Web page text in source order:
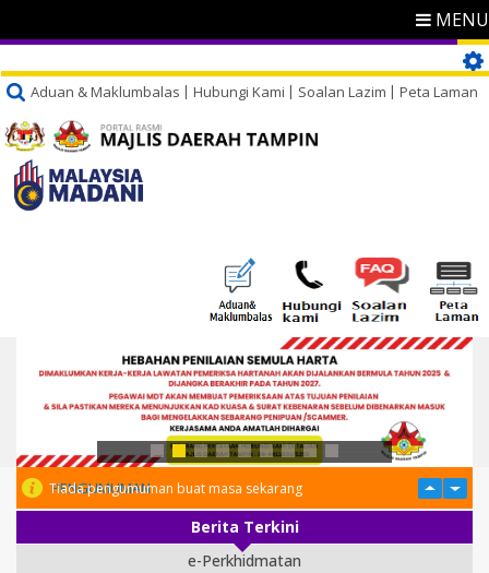
MENU
Aduan & Maklumbalas Hubungi Kami Soalan Lazim Peta Laman
PENGUMUMAN
Tiada pengumuman buat masa sekarang
Berita Terkini
e-Perkhidmatan